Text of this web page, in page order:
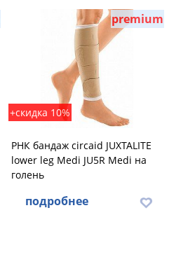
premium
+скидка 10%
РНК бандаж circaid JUXTALITE
lower leg Medi JU5R Medi на
голень
подробнее